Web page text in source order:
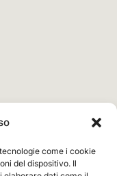
come i cookie
del dispositivo. Il